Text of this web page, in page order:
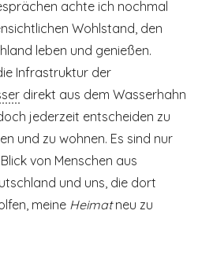
achte ich nochmal
Wohlstand, den
leben und genießen.
Infrastruktur der
direkt aus dem Wasserhahn
jederzeit entscheiden zu
und zu wohnen. Es sind nur
von Menschen aus
und uns, die dort
meine Heimatneu zu